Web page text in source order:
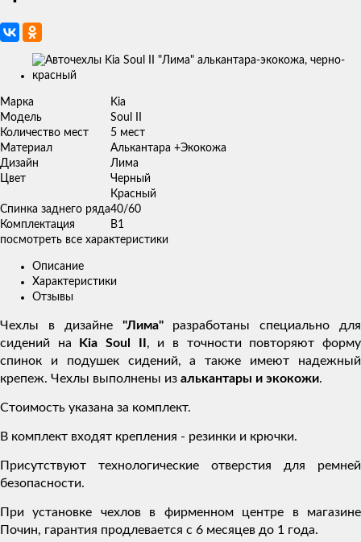
Изображения
товаров
Марка
Kia
Модель
Soul II
Количество мест
5 мест
Материал
Алькантара +Экокожа
Дизайн
Лима
Цвет
Черный
Красный
Спинка заднего ряда40/60
Комплектация
В1
посмотреть все характеристики
Описание
Характеристики
Отзывы
Чехлы в дизайне "Лима"разработаны специально для
сидений на
Kia Soul II , и в точности повторяют форму
спинок и подушек сидений, а также имеют надежный
крепеж. Чехлы выполнены из алькантары и экокожи.
Стоимость указана за комплект.
В комплект входят крепления - резинки и крючки.
Присутствуют технологические отверстия для ремней
безопасности.
При установке чехлов в фирменном центре в магазине
Почин, гарантия продлевается с 6 месяцев до 1 года.